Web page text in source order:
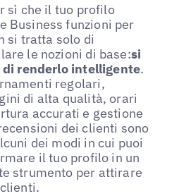
sì che il tuo profilo
Business funzioni per
si tratta solo di
le nozioni di base:si
renderlo intelligente.
regolari,
di alta qualità, orari
accurati e gestione
dei clienti sono
dei modi in cui puoi
il tuo profilo in un
strumento per attirare